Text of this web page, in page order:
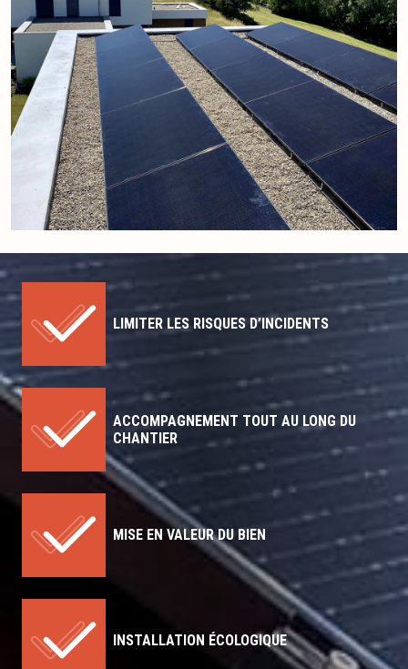
LIMITER LES RISQUES D’INCIDENTS
ACCOMPAGNEMENT TOUT AU LONG DU
CHANTIER
MISE EN VALEUR DU BIEN
INSTALLATION ÉCOLOGIQUE